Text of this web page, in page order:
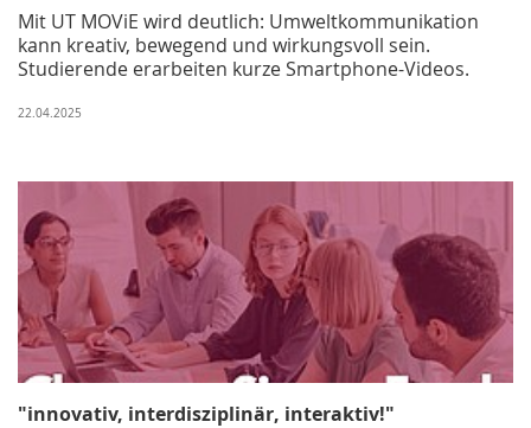
Mit UT MOViE wird deutlich: Umweltkommunikation
kann kreativ, bewegend und wirkungsvoll sein.
Studierende erarbeiten kurze Smartphone-Videos.
22.04.2025
"innovativ, interdisziplinär, interaktiv!"